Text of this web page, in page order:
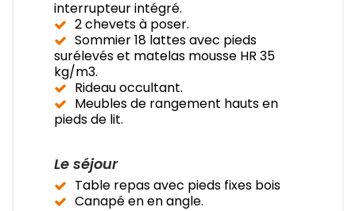
interrupteur intégré.
2 chevets à poser.
Sommier 18 lattes avec pieds
surélevés et matelas mousse HR 35
kg/m3.
Rideau occultant.
Meubles de rangement hauts en
pieds de lit.
Le séjour
Table repas avec pieds fixes bois
Canapé en en angle.